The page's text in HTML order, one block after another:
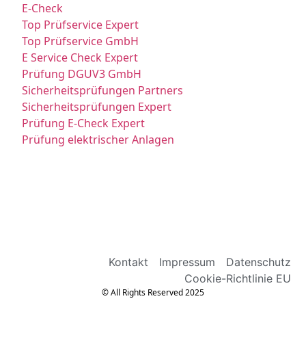
E-Check
Top Prüfservice Expert
Top Prüfservice GmbH
E Service Check Expert
Prüfung DGUV3 GmbH
Sicherheitsprüfungen Partners
Sicherheitsprüfungen Expert
Prüfung E-Check Expert
Prüfung elektrischer Anlagen
Kontakt Impressum
Datenschutz
Cookie-Richtlinie EU
© All Rights Reserved 2025